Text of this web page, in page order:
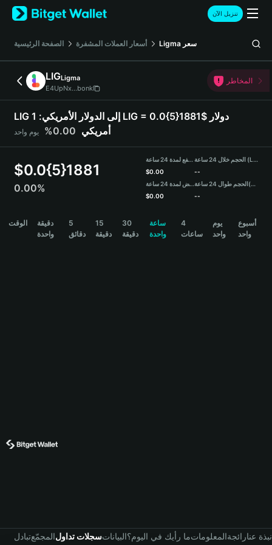
English
日本語
Русский
Español (Latinoamérica)
Türkçe
Deutsch
简体中文
Português (Portugal)
Bahasa Indonesia
বাংলা
تنزيل الآن
الصفحة الرئيسية أسعار العملات المشفرة Ligma سعر
LIGLigma
E4UpNx...bonk
المخاطر
LIG إلى الدولار الأمريكي: 1 LIG = 0.0{5}1881$ دولار
أمريكي 0.00% يوم واحد
$0.0{5}1881
0.00%
مرتفع لمدة 24 ساعة
$0.00
منخفض لمدة 24 ساعة
$0.00
الحجم خلال 24 ساعة (LIG)
--
الحجم طوال 24 ساعة(USDT)
--
الوقت
دقيقة
واحدة
5
دقائق
15
دقيقة
30
دقيقة
ساعة
واحدة
4
ساعات
يوم
واحد
أسبوع
واحد
تبادلالمجمّعسجلات تداولالبياناتما رأيك في اليوم؟المعلوماترائجةنبذة عنا